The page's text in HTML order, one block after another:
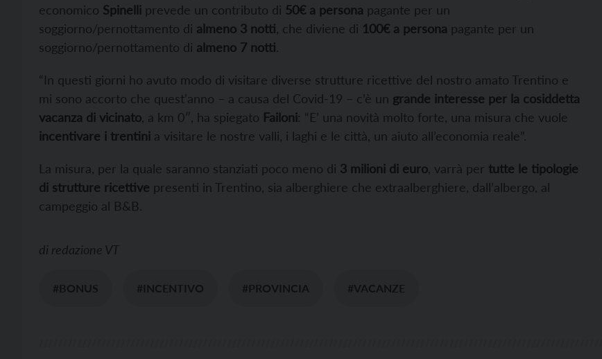
economico Spinelli prevede un contributo di 50€ a persona pagante per un
soggiorno/pernottamento di almeno 3 notti , che diviene di 100€ a persona pagante per un
soggiorno/pernottamento di almeno 7 notti.
“In questi giorni ho avuto modo di visitare diverse strutture ricettive del nostro amato Trentino e
mi sono accorto che quest’anno – a causa del Covid-19 – c’è un grande interesse per la cosiddetta
vacanza di vicinato , a km 0″, ha spiegato Failoni: “E’ una novità molto forte, una misura che vuole
incentivare i trentini a visitare le nostre valli, i laghi e le città, un aiuto all’economia reale”.
La misura, per la quale saranno stanziati poco meno di 3 milioni di euro , varrà per tutte le tipologie
di strutture ricettive presenti in Trentino, sia alberghiere che extraalberghiere, dall’albergo, al
campeggio al B&B.
di redazione VT
#BONUS #INCENTIVO #PROVINCIA #VACANZE